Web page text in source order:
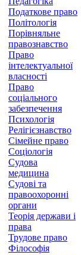
Податкове право
Політологія
Порівняльне
правознавство
Право
інтелектуальної
власності
Право
соціального
забезпечення
Психологія
Релігієзнавство
Сімейне право
Соціологія
Судова
медицина
Судові та
правоохоронні
органи
Теорія держави і
права
Трудове право
Філософія